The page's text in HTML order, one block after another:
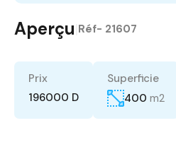
Aperçu Réf- 21607
Prix
196000 D
Superficie
400 m2